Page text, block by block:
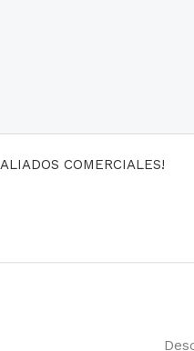
COMERCIALES!